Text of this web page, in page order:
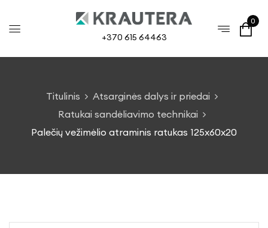
+370 615 64463
0
Titulinis
Atsarginės dalys ir priedai
Ratukai sandėliavimo technikai
Palečių vežimėlio atraminis ratukas 125x60x20